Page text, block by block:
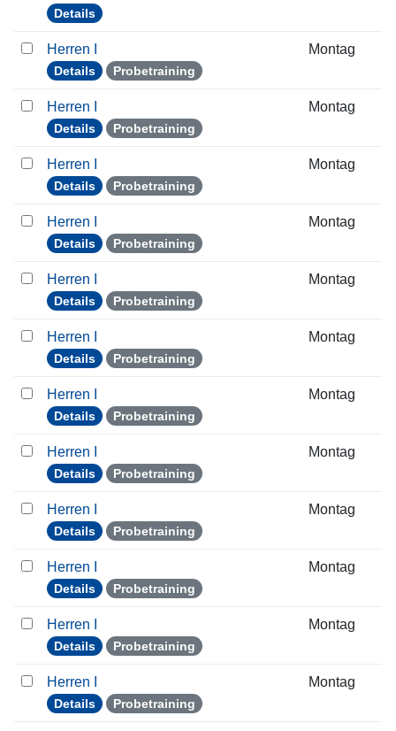
Details
Herren I
Details Probetraining
Montag
Herren I
Details Probetraining
Montag
Herren I
Details Probetraining
Montag
Herren I
Details Probetraining
Montag
Herren I
Details Probetraining
Montag
Herren I
Details Probetraining
Montag
Herren I
Details Probetraining
Montag
Herren I
Details Probetraining
Montag
Herren I
Details Probetraining
Montag
Herren I
Details Probetraining
Montag
Herren I
Details Probetraining
Montag
Herren I
Details Probetraining
Montag